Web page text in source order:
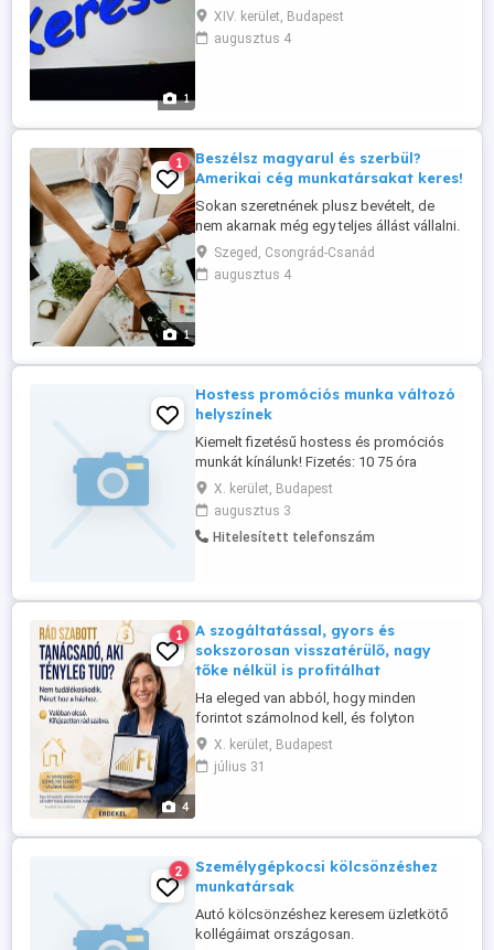
1
becsületes szórólap terjesztőket. Napi
kifizetés van 06-20-542-9272
XIV. kerület, Budapest
augusztus 4
1
1
Beszélsz magyarul és szerbül?
Amerikai cég munkatársakat keres!
Sokan szeretnének plusz bevételt, de
nem akarnak még egy teljes állást vállalni.
Most olyan embereket keresünk
Szerbiában, akik magyarul és szerbül is
kommunikálnak, nyitottak a tanulásra, és
Amit ...
Szeged, Csongrád-Csanád
augusztus 4
Hostess promóciós munka változó
helyszínek
Kiemelt fizetésű hostess és promóciós
munkát kínálunk! Fizetés: 10 75 óra
(projekttől függően) + bónuszok
Munkavégzés: változó helyszíneken
(Budapest és vidéki rendezvények,
fesztiválok, kampányok, autószalonok
meghatározott ...
X. kerület, Budapest
augusztus 3
Hitelesített telefonszám
4
1
A szogáltatással, gyors és
sokszorosan visszatérülő, nagy
tőke nélkül is profitálhat
Ha eleged van abból, hogy minden
forintot számolnod kell, és folyton
megtagadsz magadtól dolgokat, olvasd
tovább figyelmesen! Ez nem egy újabb
dolgozz többet, vagy spórolj többet"
mint a főállása, és közben csinálható
esténként, ...
X. kerület, Budapest
július 31
2
Személygépkocsi kölcsönzéshez
munkatársak
Autó kölcsönzéshez keresem üzletkötő
kollégáimat országosan.